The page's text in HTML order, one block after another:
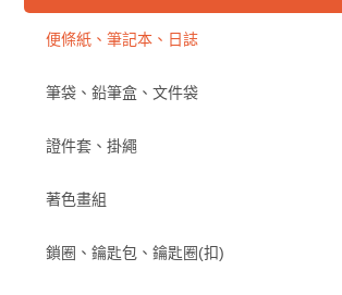
便條紙、筆記本、日誌
筆袋、鉛筆盒、文件袋
證件套、掛繩
著色畫組
鎖圈、鑰匙包、鑰匙圈(扣)